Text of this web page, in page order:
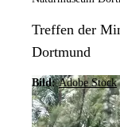
Treffen der
Dortmund
Bild: Adobe Stock